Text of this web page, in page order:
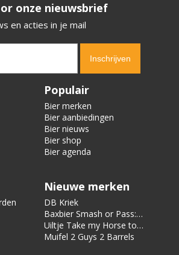
onze nieuwsbrief
en acties in je mail
Populair
Bier merken
Bier aanbiedingen
Bier nieuws
Bier shop
Bier agenda
Nieuwe merken
DB Kriek
Baxbier Smash or Pass:
Strata
Uiltje Take my Horse to
the Hotel Room
Muifel 2 Guys 2 Barrels